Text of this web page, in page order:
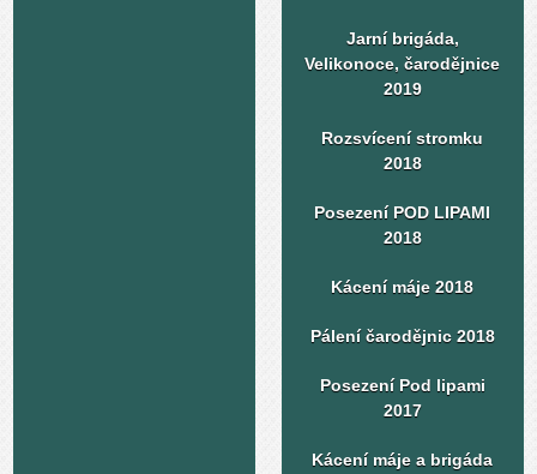
Jarní brigáda,
Velikonoce, čarodějnice
2019
Rozsvícení stromku
2018
Posezení POD LIPAMI
2018
Kácení máje 2018
Pálení čarodějnic 2018
Posezení Pod lipami
2017
Kácení máje a brigáda